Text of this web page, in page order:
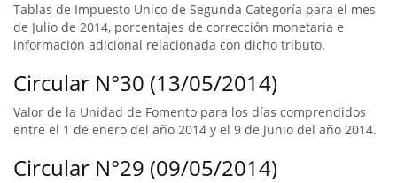
Tablas de Impuesto Unico de Segunda Categoría para el mes
de Julio de 2014, porcentajes de corrección monetaria e
información adicional relacionada con dicho tributo.
Circular N°30 (13/05/2014)
Valor de la Unidad de Fomento para los días comprendidos
entre el 1 de enero del año 2014 y el 9 de Junio del año 2014.
Circular N°29 (09/05/2014)